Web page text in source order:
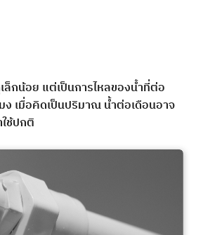
ล็กน้อย แต่เป็นการไหลของน้ำที่ต่อ
ง เมื่อคิดเป็นปริมาณ น้ำต่อเดือนอาจ
ช้ปกติ